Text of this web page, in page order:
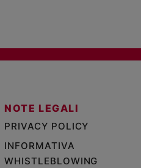
NOTE LEGALI
PRIVACY POLICY
INFORMATIVA
WHISTLEBLOWING